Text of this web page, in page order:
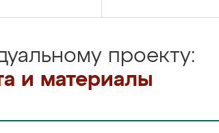
проекту:
и материалы